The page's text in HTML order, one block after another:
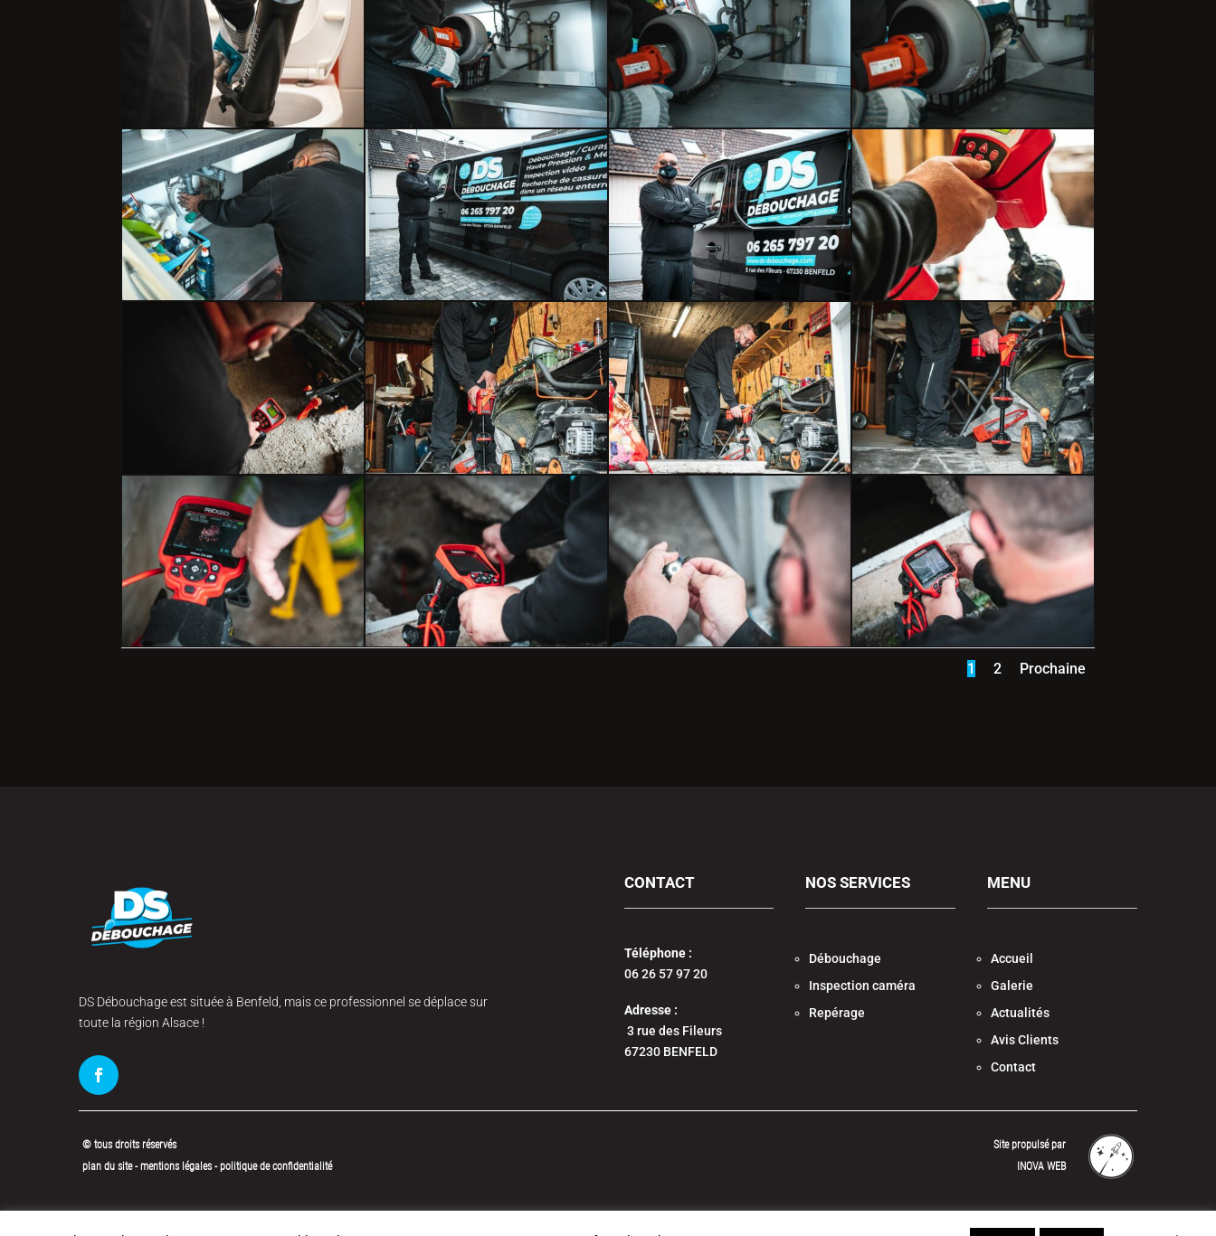
1 2 Prochaine
DS Débouchage est située à Benfeld, mais ce professionnel se déplace sur
toute la région Alsace !
CONTACT
Téléphone :
06 26 57 97 20
Adresse :
3 rue des Fileurs
67230 BENFELD
NOS SERVICES
Débouchage
Inspection caméra
Repérage
MENU
Accueil
Galerie
Actualités
Avis Clients
Contact
© tous droits réservés
plan du site-mentions légales-politique de confidentialité
Site propulsé par
INOVA WEB